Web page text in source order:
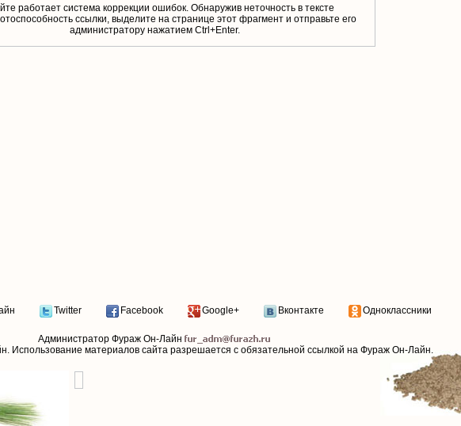
работает система коррекции ошибок. Обнаружив неточность в тексте
ссылки, выделите на странице этот фрагмент и отправьте его
aдминистратору нажатием Ctrl+Enter.
Twitter Facebook Google+ Вконтакте Одноклассники
Администратор Фураж Он-Лайн
. Использование материалов сайта разрешается с обязательной ссылкой на Фураж Он-Лайн.